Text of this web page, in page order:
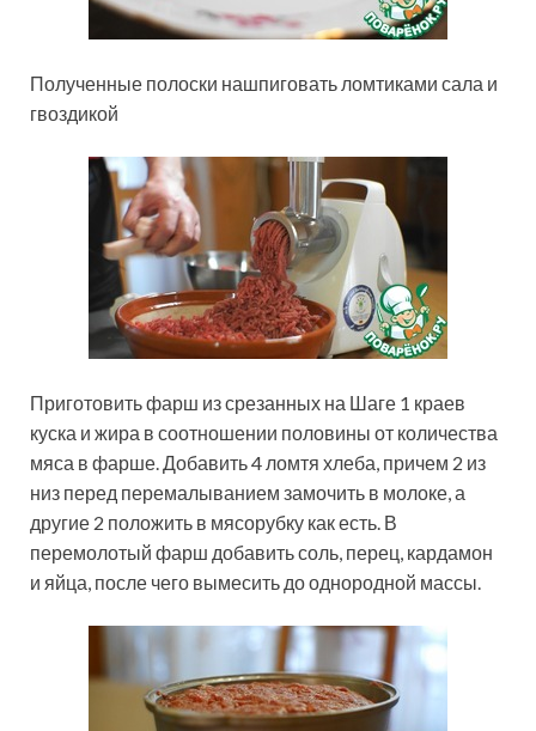
Полученные полоски нашпиговать ломтиками сала и
гвоздикой
Приготовить фарш из срезанных на Шаге 1 краев
куска и жира в соотношении половины от количества
мяса в фарше. Добавить 4 ломтя хлеба, причем 2 из
низ перед перемалыванием замочить в молоке, а
другие 2 положить в мясорубку как есть. В
перемолотый фарш добавить соль, перец, кардамон
и яйца, после чего вымесить до однородной массы.